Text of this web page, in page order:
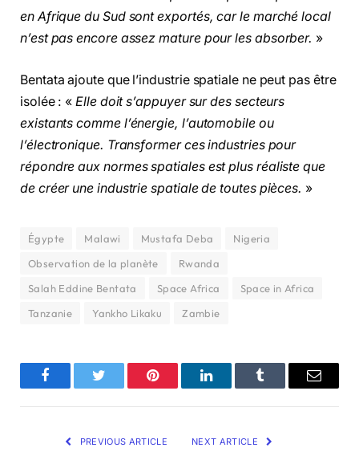
en Afrique du Sud sont exportés, car le marché local
n’est pas encore assez mature pour les absorber. »
Bentata ajoute que l’industrie spatiale ne peut pas être
isolée : «Elle doit s’appuyer sur des secteurs
existants comme l’énergie, l’automobile ou
l’électronique. Transformer ces industries pour
répondre aux normes spatiales est plus réaliste que
de créer une industrie spatiale de toutes pièces. »
Égypte Malawi Mustafa Deba
Nigeria
Observation de la planète
Rwanda
Salah Eddine Bentata
Space Africa
Space in Africa
Tanzanie
Yankho Likaku Zambie
FacebookTwitter Pinterest LinkedInTumblr Email
PREVIOUS ARTICLE NEXT ARTICLE